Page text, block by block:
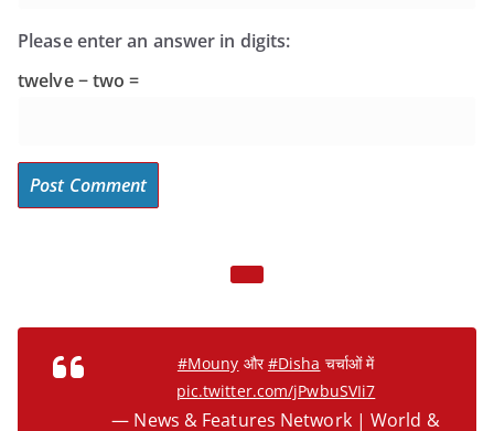
Please enter an answer in digits:
twelve − two =
#Mouny और#Disha चर्चाओं में
pic.twitter.com/jPwbuSVIi7
— News & Features Network | World &